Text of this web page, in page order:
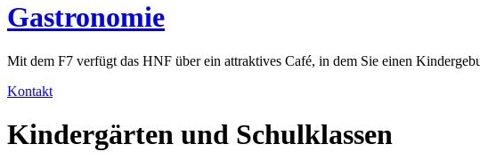
Gastronomie
Mit dem F7 verfügt das HNF über ein attraktives Café, in dem Sie einen
Kontakt
Kindergärten und Schulklassen